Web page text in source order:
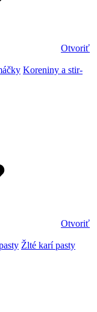
Otvoriť
Koreniny a stir-
Otvoriť
Žlté karí pasty